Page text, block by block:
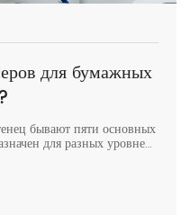
для бумажных
бывают пяти основных
для разных уровней
коммерческих туалетов,
диспенсера может
Ниже приведено